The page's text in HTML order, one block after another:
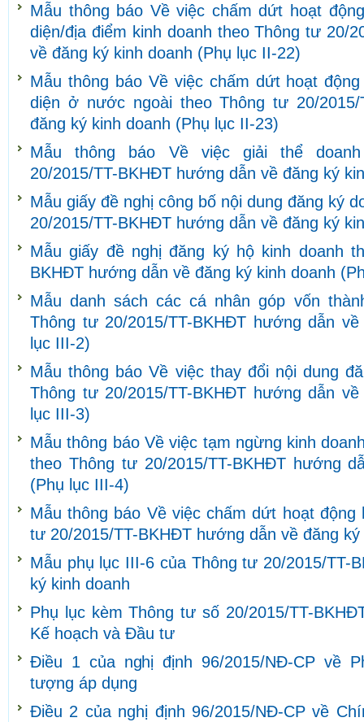
Mẫu thông báo Về việc chấm dứt hoạt
diện/địa điểm kinh doanh theo Thông tư 20/
về đăng ký kinh doanh (Phụ lục II-22)
Mẫu thông báo Về việc chấm dứt hoạt
diện ở nước ngoài theo Thông tư 20/
đăng ký kinh doanh (Phụ lục II-23)
Mẫu thông báo Về việc giải thể
20/2015/TT-BKHĐT hướng dẫn về đăng ký
Mẫu giấy đề nghị công bố nội dung đăng ký
20/2015/TT-BKHĐT hướng dẫn về đăng ký
Mẫu giấy đề nghị đăng ký hộ kinh doanh
BKHĐT hướng dẫn về đăng ký kinh doanh
Mẫu danh sách các cá nhân góp vốn
Thông tư 20/2015/TT-BKHĐT hướng dẫn
lục III-2)
Mẫu thông báo Về việc thay đổi nội dung
Thông tư 20/2015/TT-BKHĐT hướng dẫn
lục III-3)
Mẫu thông báo Về việc tạm ngừng kinh
theo Thông tư 20/2015/TT-BKHĐT hướng
(Phụ lục III-4)
Mẫu thông báo Về việc chấm dứt hoạt động
tư 20/2015/TT-BKHĐT hướng dẫn về đăng
Mẫu phụ lục III-6 của Thông tư 20/2015/TT-
ký kinh doanh
Phụ lục kèm Thông tư số 20/2015/TT-
Kế hoạch và Đầu tư
Điều 1 của nghị định 96/2015/NĐ-CP về
tượng áp dụng
Điều 2 của nghị định 96/2015/NĐ-CP về